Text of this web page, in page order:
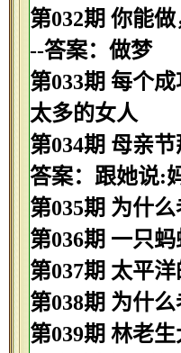
第032期 你能
--答案：做梦
第033期 每个
太多的女人
第034期 母亲
答案：跟她说:
第035期 为什
第036期 一只
第037期 太平
第038期 为什
第039期 林老